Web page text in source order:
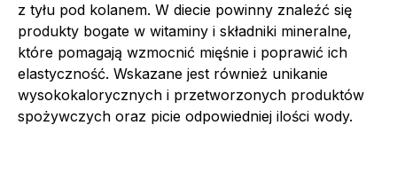
z tyłu pod kolanem. W diecie powinny znaleźć się
produkty bogate w witaminy i składniki mineralne,
które pomagają wzmocnić mięśnie i poprawić ich
elastyczność. Wskazane jest również unikanie
wysokokalorycznych i przetworzonych produktów
spożywczych oraz picie odpowiedniej ilości wody.